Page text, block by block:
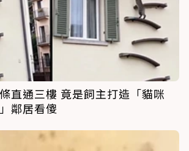
直通三樓 竟是飼主打造「貓咪
鄰居看傻